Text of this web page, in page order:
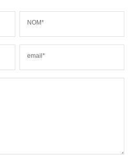
NOM*
email*